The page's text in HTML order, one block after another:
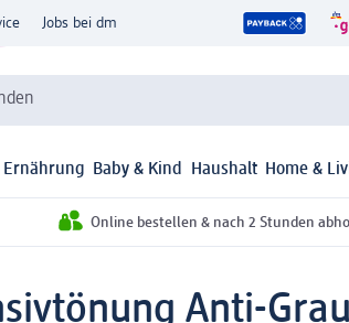
Jobs bei dm
Ernährung Baby & Kind Haushalt Home &
Online bestellen & nach 2 Stunden
Anti-